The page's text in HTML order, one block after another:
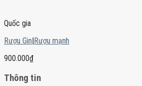
Quốc gia
Rượu Gin|Rượu mạnh
900.000₫
Thông tin